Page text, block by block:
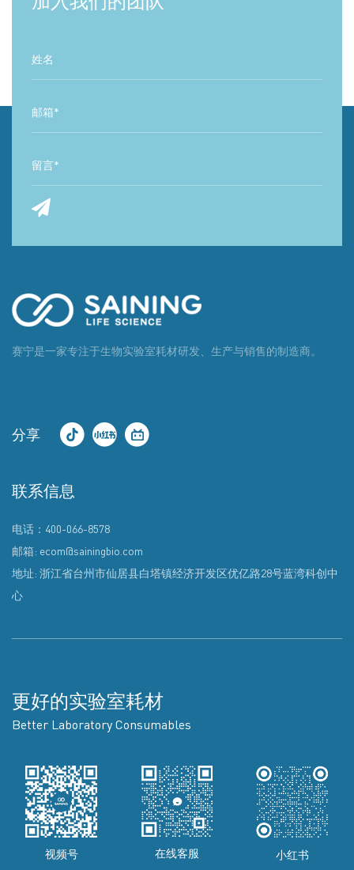
赛宁是一家专注于生物实验室耗材研发、生产与销售的制造商。
分享
联系信息
电话：400-066-8578
邮箱: ecom@sainingbio.com
地址: 浙江省台州市仙居县白塔镇经济开发区优亿路28号蓝湾科创中
心
更好的实验室耗材
Better Laboratory Consumables
视频号 在线客服 小红书